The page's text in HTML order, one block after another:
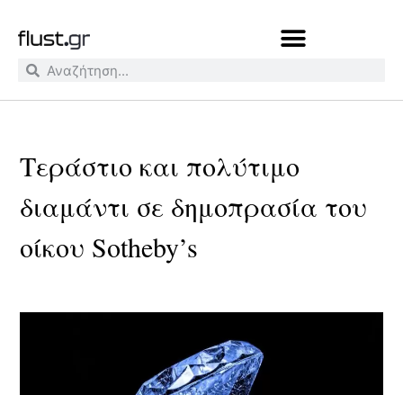
Τεράστιο και πολύτιμο
διαμάντι σε δημοπρασία του
οίκου Sotheby’s